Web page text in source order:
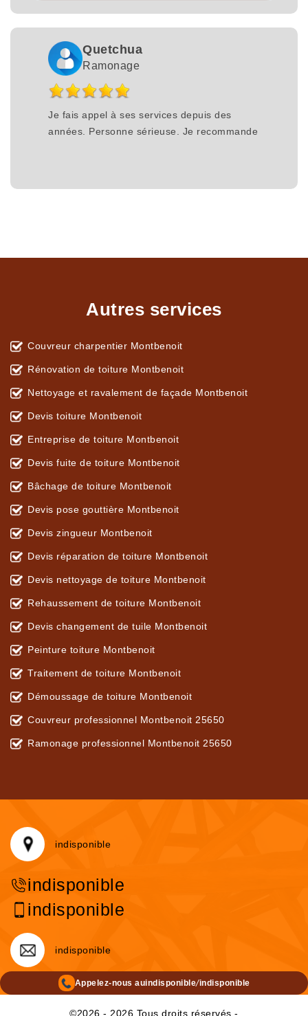
Quetchua
Ramonage
Je fais appel à ses services depuis des
années. Personne sérieuse. Je recommande
Autres services
Couvreur charpentier Montbenoit
Rénovation de toiture Montbenoit
Nettoyage et ravalement de façade Montbenoit
Devis toiture Montbenoit
Entreprise de toiture Montbenoit
Devis fuite de toiture Montbenoit
Bâchage de toiture Montbenoit
Devis pose gouttière Montbenoit
Devis zingueur Montbenoit
Devis réparation de toiture Montbenoit
Devis nettoyage de toiture Montbenoit
Rehaussement de toiture Montbenoit
Devis changement de tuile Montbenoit
Peinture toiture Montbenoit
Traitement de toiture Montbenoit
Démoussage de toiture Montbenoit
Couvreur professionnel Montbenoit 25650
Ramonage professionnel Montbenoit 25650
indisponible
indisponible
indisponible
indisponible
Appelez-nous auindisponible/indisponible
©2026 - 2026 Tous droits réservés -